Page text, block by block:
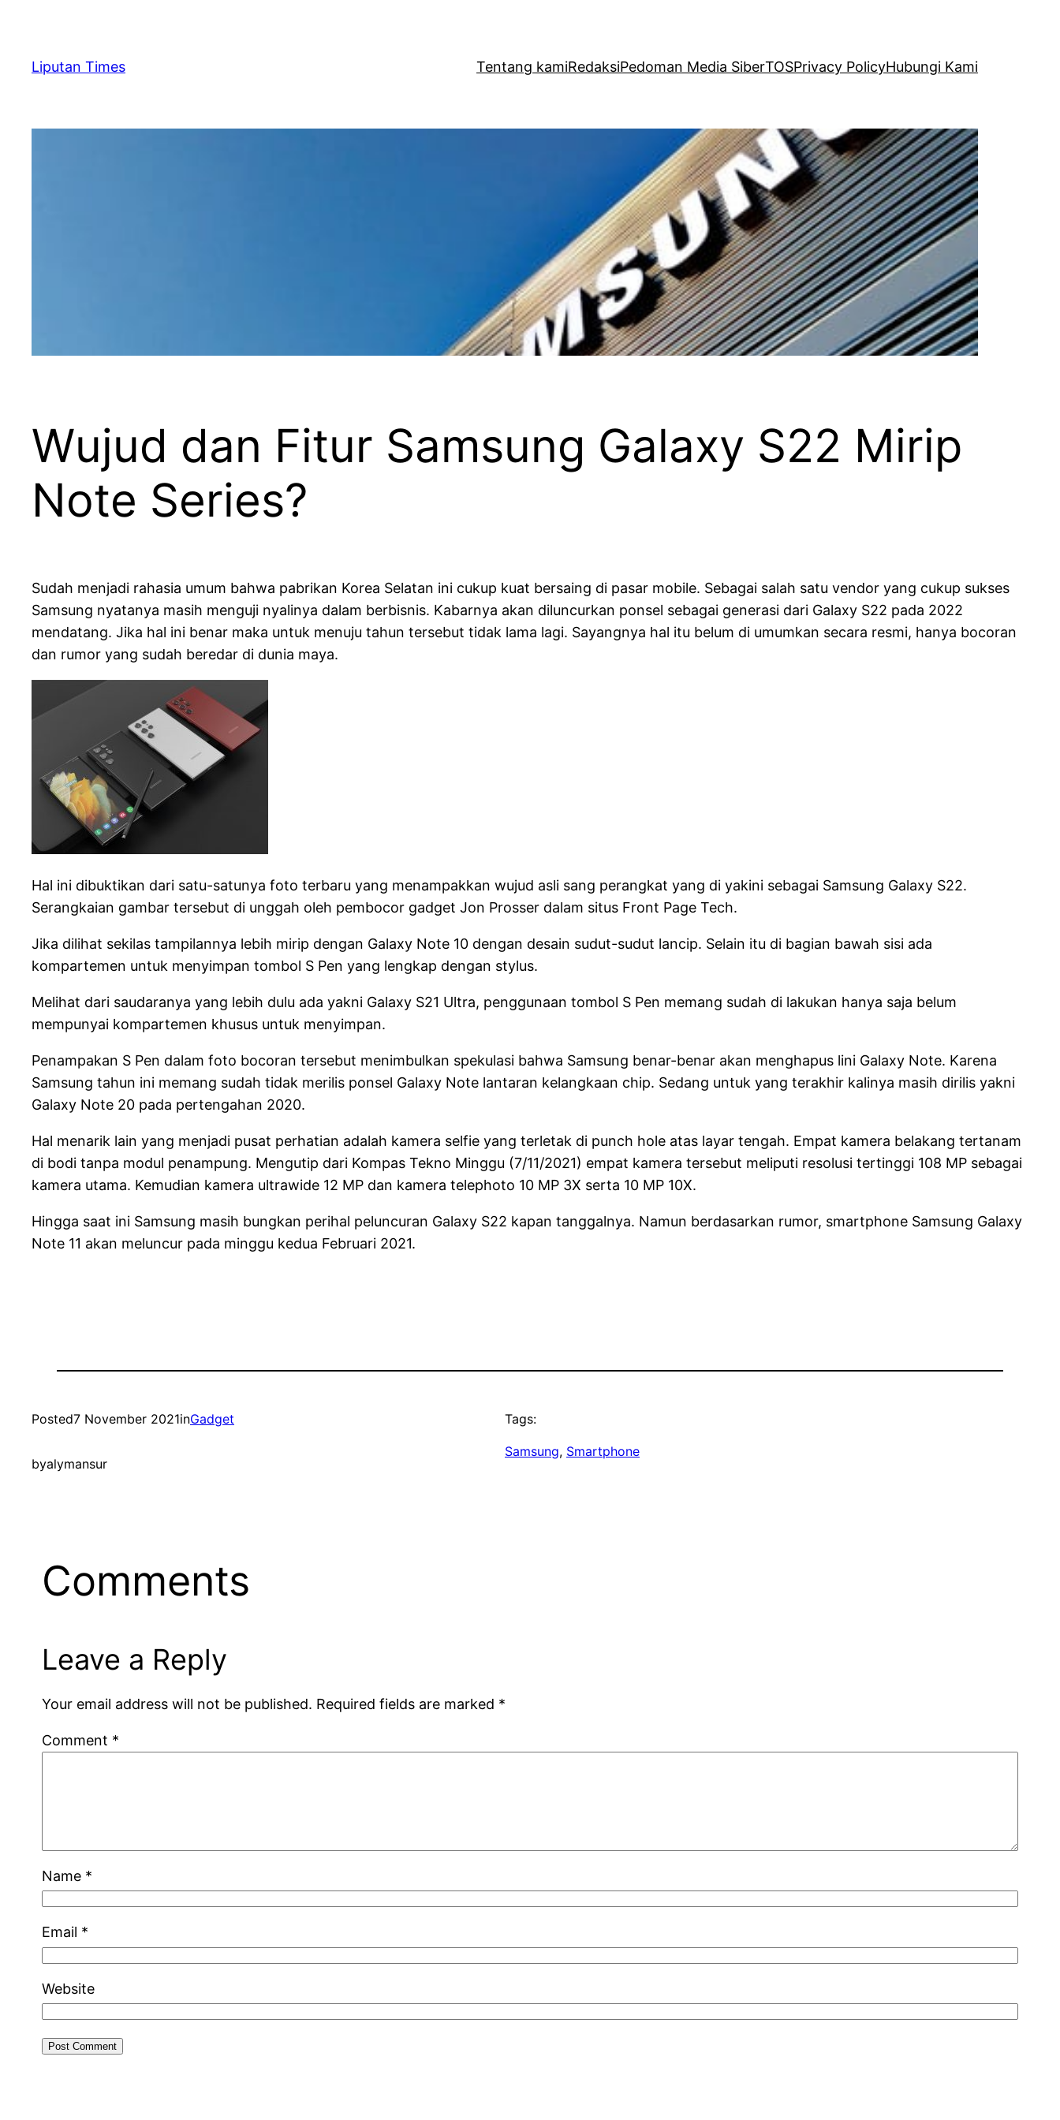
content
Liputan Times Tentang kamiRedaksiPedoman Media SiberTOSPrivacy PolicyHubungi Kami
Wujud dan Fitur Samsung Galaxy S22 Mirip
Note Series?
Sudah menjadi rahasia umum bahwa pabrikan Korea Selatan ini cukup kuat bersaing di pasar mobile. Sebagai salah satu vendor yang cukup sukses
Samsung nyatanya masih menguji nyalinya dalam berbisnis. Kabarnya akan diluncurkan ponsel sebagai generasi dari Galaxy S22 pada 2022
mendatang. Jika hal ini benar maka untuk menuju tahun tersebut tidak lama lagi. Sayangnya hal itu belum di umumkan secara resmi, hanya bocoran
dan rumor yang sudah beredar di dunia maya.
Hal ini dibuktikan dari satu-satunya foto terbaru yang menampakkan wujud asli sang perangkat yang di yakini sebagai Samsung Galaxy S22.
Serangkaian gambar tersebut di unggah oleh pembocor gadget Jon Prosser dalam situs Front Page Tech.
Jika dilihat sekilas tampilannya lebih mirip dengan Galaxy Note 10 dengan desain sudut-sudut lancip. Selain itu di bagian bawah sisi ada
kompartemen untuk menyimpan tombol S Pen yang lengkap dengan stylus.
Melihat dari saudaranya yang lebih dulu ada yakni Galaxy S21 Ultra, penggunaan tombol S Pen memang sudah di lakukan hanya saja belum
mempunyai kompartemen khusus untuk menyimpan.
Penampakan S Pen dalam foto bocoran tersebut menimbulkan spekulasi bahwa Samsung benar-benar akan menghapus lini Galaxy Note. Karena
Samsung tahun ini memang sudah tidak merilis ponsel Galaxy Note lantaran kelangkaan chip. Sedang untuk yang terakhir kalinya masih dirilis yakni
Galaxy Note 20 pada pertengahan 2020.
Hal menarik lain yang menjadi pusat perhatian adalah kamera selfie yang terletak di punch hole atas layar tengah. Empat kamera belakang tertanam
di bodi tanpa modul penampung. Mengutip dari Kompas Tekno Minggu (7/11/2021) empat kamera tersebut meliputi resolusi tertinggi 108 MP sebagai
kamera utama. Kemudian kamera ultrawide 12 MP dan kamera telephoto 10 MP 3X serta 10 MP 10X.
Hingga saat ini Samsung masih bungkan perihal peluncuran Galaxy S22 kapan tanggalnya. Namun berdasarkan rumor, smartphone Samsung Galaxy
Note 11 akan meluncur pada minggu kedua Februari 2021.
Posted7 November 2021inGadget
byalymansur
Tags:
Samsung, Smartphone
Comments
Leave a Reply
Your email address will not be published. Required fields are marked *
Comment *
Name *
Email *
Website